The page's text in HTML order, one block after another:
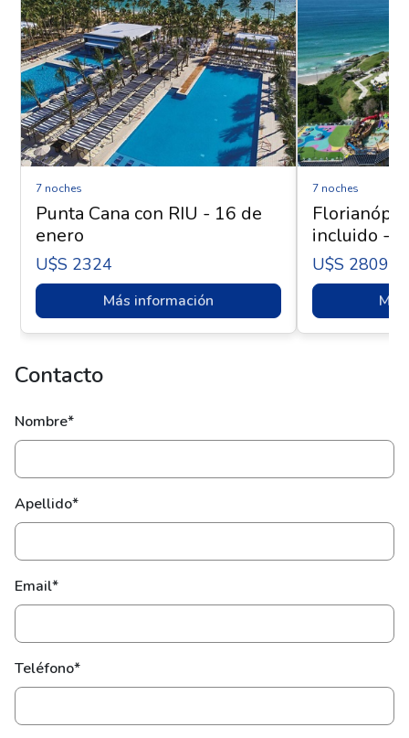
7 noches
Punta Cana con RIU - 16 de
enero
U$s 2324
Más información
7 noches
incluido -
U$s 2809
Contacto
Nombre*
Apellido*
Email*
Teléfono*